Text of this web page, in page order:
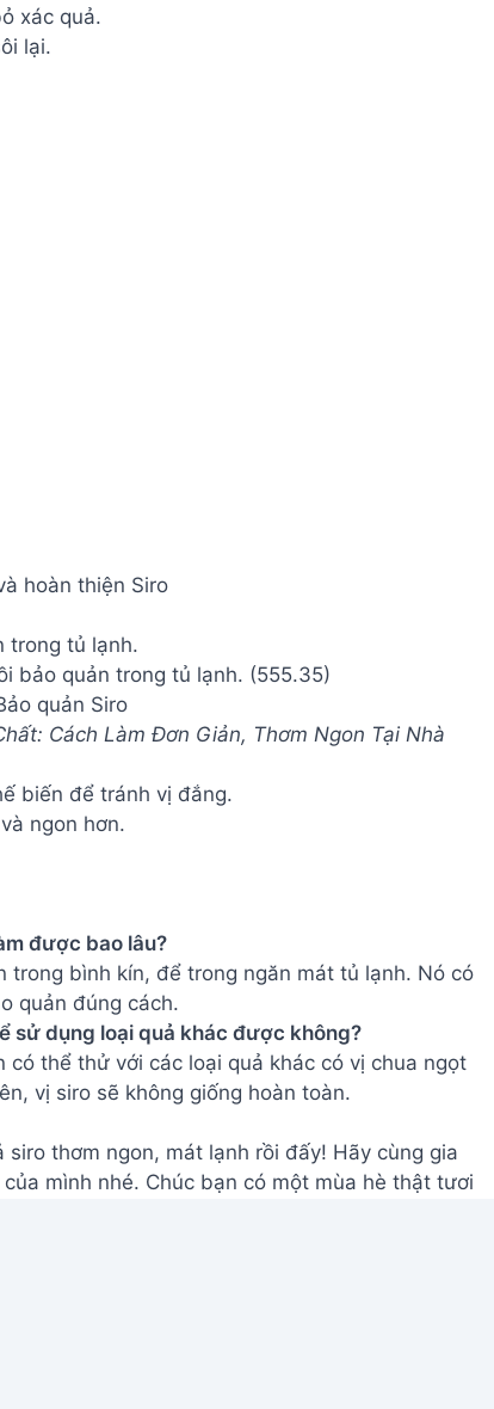
xác quả.
lại.
hoàn thiện Siro
trong tủ lạnh.
quản Siro
Cách Làm Đơn Giản, Thơm Ngon Tại Nhà
biến để tránh vị đắng.
ngon hơn.
được bao lâu?
trong bình kín, để trong ngăn mát tủ lạnh. Nó có
quản đúng cách.
sử dụng loại quả khác được không?
thể thử với các loại quả khác có vị chua ngọt
vị siro sẽ không giống hoàn toàn.
thơm ngon, mát lạnh rồi đấy! Hãy cùng gia
mình nhé. Chúc bạn có một mùa hè thật tươi